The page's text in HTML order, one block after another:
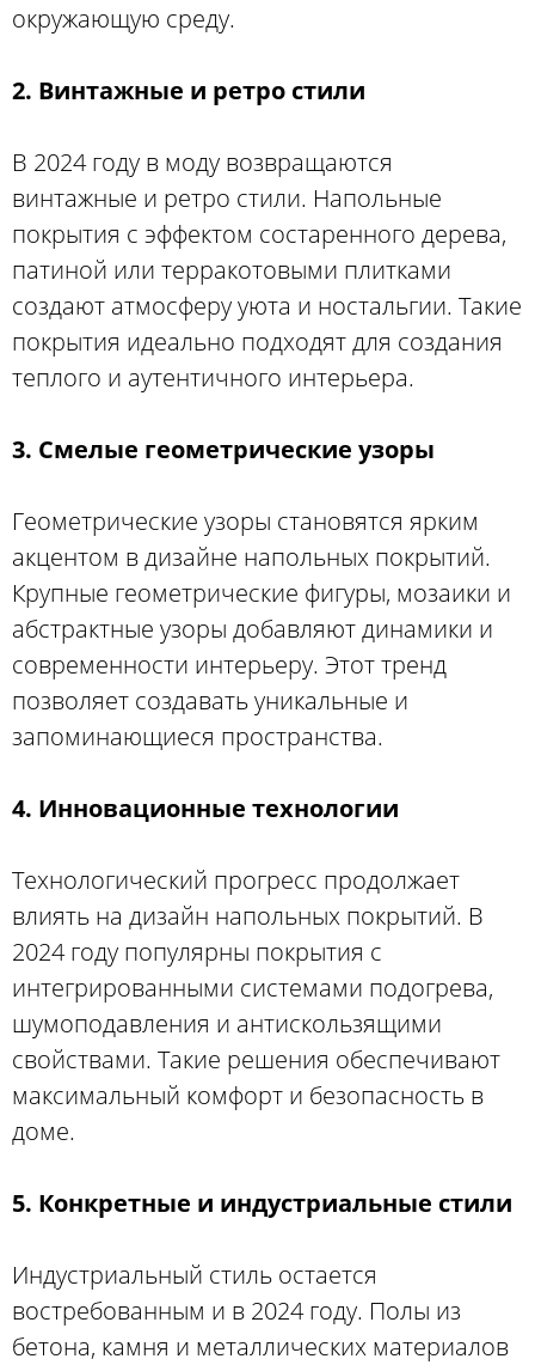
окружающую среду.
2. Винтажные и ретро стили
В 2024 году в моду возвращаются
винтажные и ретро стили. Напольные
покрытия с эффектом состаренного дерева,
патиной или терракотовыми плитками
создают атмосферу уюта и ностальгии. Такие
покрытия идеально подходят для создания
теплого и аутентичного интерьера.
3. Смелые геометрические узоры
Геометрические узоры становятся ярким
акцентом в дизайне напольных покрытий.
Крупные геометрические фигуры, мозаики и
абстрактные узоры добавляют динамики и
современности интерьеру. Этот тренд
позволяет создавать уникальные и
запоминающиеся пространства.
4. Инновационные технологии
Технологический прогресс продолжает
влиять на дизайн напольных покрытий. В
2024 году популярны покрытия с
интегрированными системами подогрева,
шумоподавления и антискользящими
свойствами. Такие решения обеспечивают
максимальный комфорт и безопасность в
доме.
5. Конкретные и индустриальные стили
Индустриальный стиль остается
востребованным и в 2024 году. Полы из
бетона, камня и металлических материалов